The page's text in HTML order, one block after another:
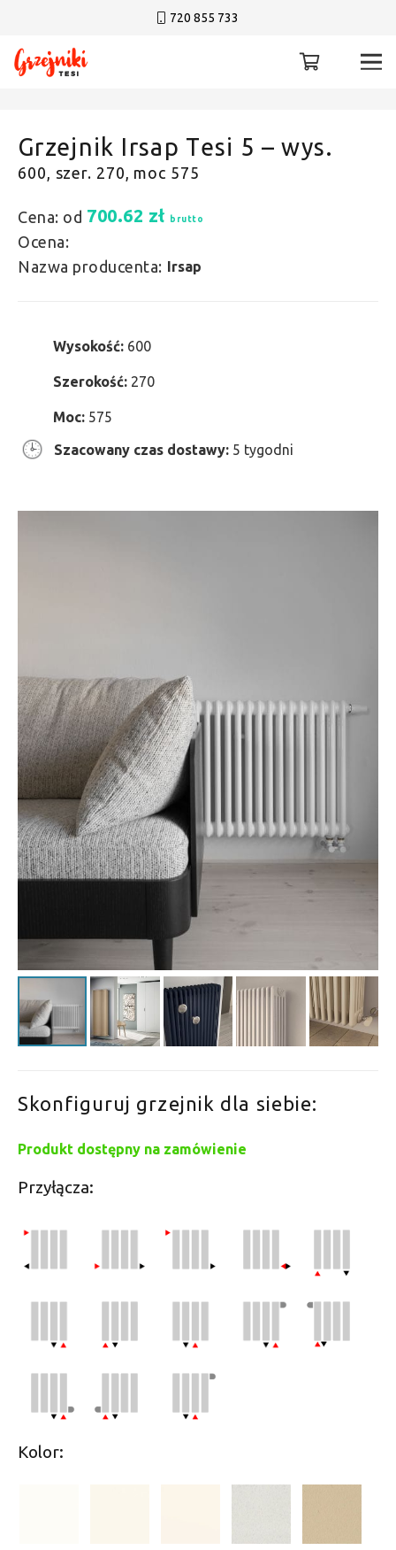
720 855 733
Grzejnik Irsap Tesi 5 – wys.
600, szer. 270, moc 575
Cena: od 700.62 zł brutto
Ocena:
Nazwa producenta: Irsap
Wysokość: 600
Szerokość: 270
Moc: 575
Szacowany czas dostawy: 5 tygodni
Skonfiguruj grzejnik dla siebie:
Produkt dostępny na zamówienie
Przyłącza:
Kolor: